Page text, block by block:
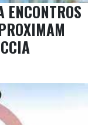
ENCONTROS